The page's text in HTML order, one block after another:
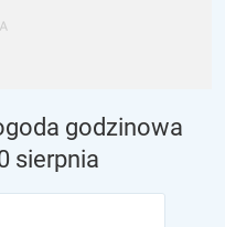
godzinowa
sierpnia